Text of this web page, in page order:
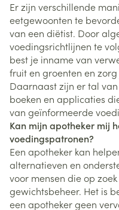
Er zijn verschillende
eetgewoonten te
van een diëtist. Door
voedingsrichtlijnen te
best je inname van
fruit en groenten en
Daarnaast zijn er tal
boeken en applicaties
van geïnformeerde
Kan mijn apotheker mij
voedingspatronen?
Een apotheker kan
alternatieven en
voor mensen die op
gewichtsbeheer. Het is
een apotheker geen